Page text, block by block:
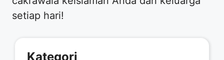
setiap hari!
Kategori